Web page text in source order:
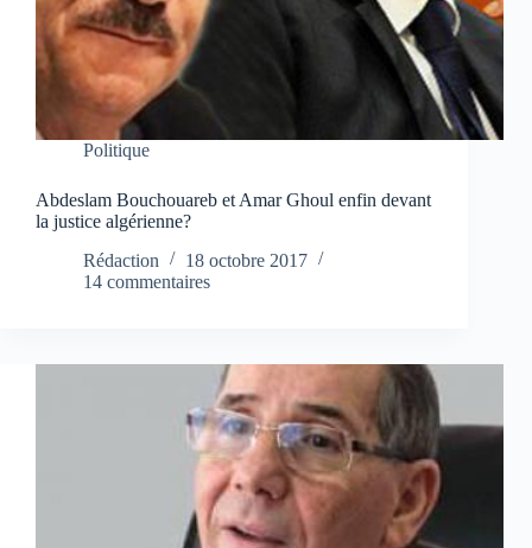
Politique
Abdeslam Bouchouareb et Amar Ghoul enfin devant
la justice algérienne?
Rédaction
18 octobre 2017
14 commentaires